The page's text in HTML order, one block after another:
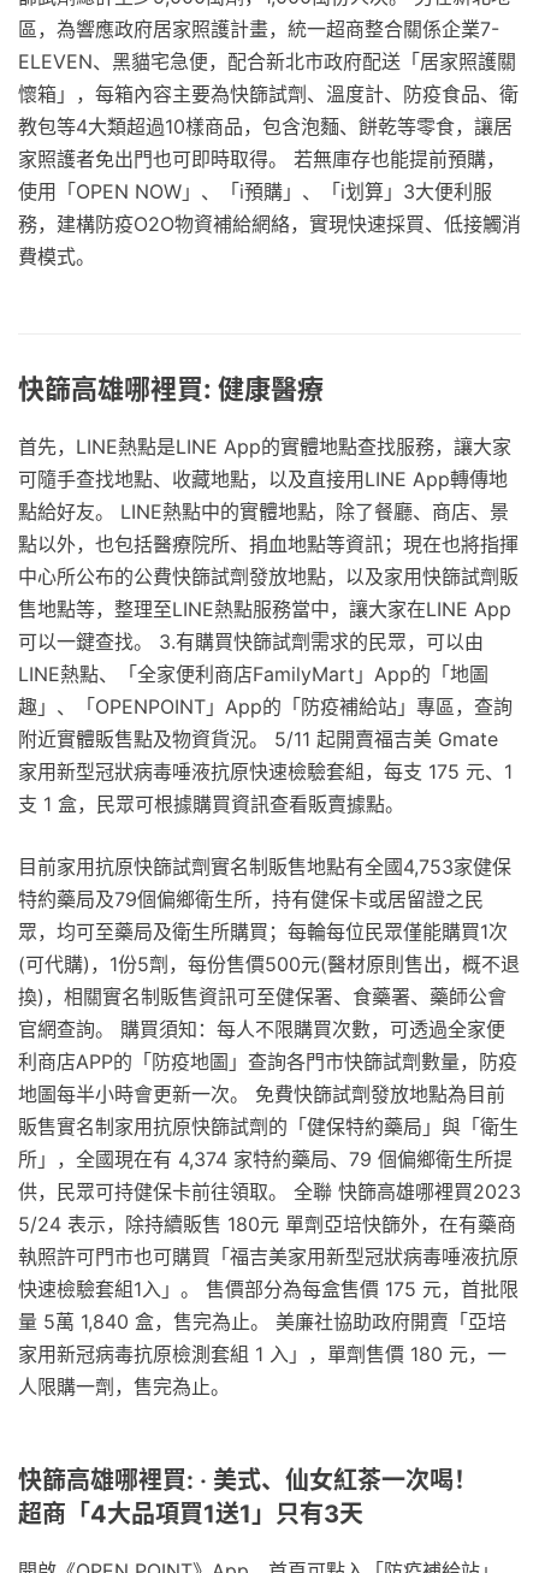
區，為響應政府居家照護計畫，統一超商整合關係企業7-
ELEVEN、黑貓宅急便，配合新北市政府配送「居家照護關
懷箱」，每箱內容主要為快篩試劑、溫度計、防疫食品、衛
教包等4大類超過10樣商品，包含泡麵、餅乾等零食，讓居
家照護者免出門也可即時取得。 若無庫存也能提前預購，
使用「OPEN NOW」、「i預購」、「i划算」3大便利服
務，建構防疫O2O物資補給網絡，實現快速採買、低接觸消
費模式。
快篩高雄哪裡買: 健康醫療
首先，LINE熱點是LINE App的實體地點查找服務，讓大家
可隨手查找地點、收藏地點，以及直接用LINE App轉傳地
點給好友。 LINE熱點中的實體地點，除了餐廳、商店、景
點以外，也包括醫療院所、捐血地點等資訊；現在也將指揮
中心所公布的公費快篩試劑發放地點，以及家用快篩試劑販
售地點等，整理至LINE熱點服務當中，讓大家在LINE App
可以一鍵查找。 3.有購買快篩試劑需求的民眾，可以由
LINE熱點、「全家便利商店FamilyMart」App的「地圖
趣」、「OPENPOINT」App的「防疫補給站」專區，查詢
附近實體販售點及物資貨況。 5/11 起開賣福吉美 Gmate
家用新型冠狀病毒唾液抗原快速檢驗套組，每支 175 元、1
支 1 盒，民眾可根據購買資訊查看販賣據點。
目前家用抗原快篩試劑實名制販售地點有全國4,753家健保
特約藥局及79個偏鄉衛生所，持有健保卡或居留證之民
眾，均可至藥局及衛生所購買；每輪每位民眾僅能購買1次
(可代購)，1份5劑，每份售價500元(醫材原則售出，概不退
換)，相關實名制販售資訊可至健保署、食藥署、藥師公會
官網查詢。 購買須知：每人不限購買次數，可透過全家便
利商店APP的「防疫地圖」查詢各門市快篩試劑數量，防疫
地圖每半小時會更新一次。 免費快篩試劑發放地點為目前
販售實名制家用抗原快篩試劑的「健保特約藥局」與「衛生
所」，全國現在有 4,374 家特約藥局、79 個偏鄉衛生所提
供，民眾可持健保卡前往領取。 全聯 快篩高雄哪裡買2023
5/24 表示，除持續販售 180元 單劑亞培快篩外，在有藥商
執照許可門市也可購買「福吉美家用新型冠狀病毒唾液抗原
快速檢驗套組1入」。 售價部分為每盒售價 175 元，首批限
量 5萬 1,840 盒，售完為止。 美廉社協助政府開賣「亞培
家用新冠病毒抗原檢測套組 1 入」，單劑售價 180 元，一
人限購一劑，售完為止。
快篩高雄哪裡買: ‧ 美式、仙女紅茶一次喝！
超商「4大品項買1送1」只有3天